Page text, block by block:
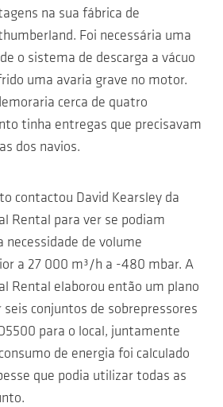
na sua fábrica de
Foi necessária uma
o sistema de descarga a vácuo
uma avaria grave no motor.
cerca de quatro
tinha entregas que precisavam
dos navios.
contactou David Kearsley da
Rental para ver se podiam
necessidade de volume
a 27 000 m³/h a -480 mbar. A
Rental elaborou então um plano
seis conjuntos de sobrepressores
para o local, juntamente
de energia foi calculado
que podia utilizar todas as